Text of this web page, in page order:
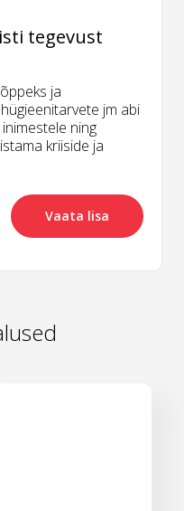
tegevust
ja
jm abi
ning
kriiside ja
Vaata lisa